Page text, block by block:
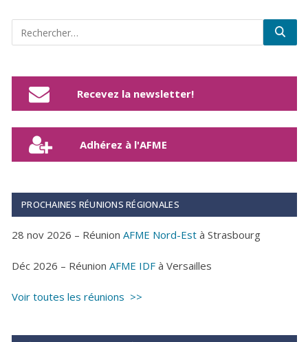
Recevez la newsletter!
Adhérez à l'AFME
PROCHAINES RÉUNIONS RÉGIONALES
28 nov 2026 – Réunion AFME Nord-Est à Strasbourg
Déc 2026 – Réunion AFME IDF à Versailles
Voir toutes les réunions >>